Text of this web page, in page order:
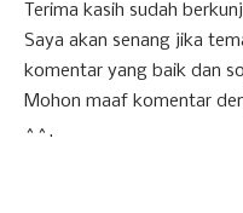
Terima kasih sudah
Saya akan senang jika
komentar yang baik dan
Mohon maaf komentar
^^.